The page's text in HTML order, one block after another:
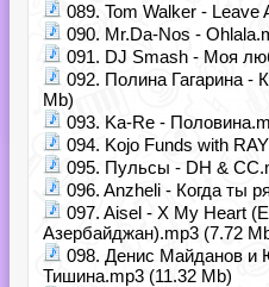
089. Tom Walker - Leave
090. Mr.Da-Nos -
091. DJ Smash - Моя
092. Полина Гагарина -
Mb)
093. Ka-Re -
094. Kojo Funds with
095. Пульсы - DH &
096. Anzheli - Когда ты
097. Aisel - X My Heart
Азербайджан).mp3 (7.72
098. Денис Майданов
Тишина.mp3 (11.32 Mb)